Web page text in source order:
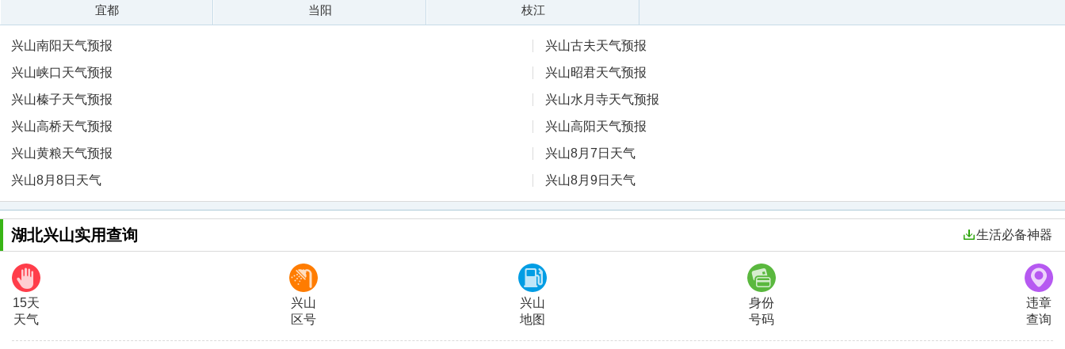
宜都 当阳 枝江
兴山南阳天气预报
兴山古夫天气预报
兴山峡口天气预报
兴山昭君天气预报
兴山榛子天气预报
兴山水月寺天气预报
兴山高桥天气预报
兴山高阳天气预报
兴山黄粮天气预报
兴山8月7日天气
兴山8月8日天气
兴山8月9日天气
湖北兴山实用查询 生活必备神器
15天
天气
兴山
区号
兴山
地图
身份
号码
违章
查询